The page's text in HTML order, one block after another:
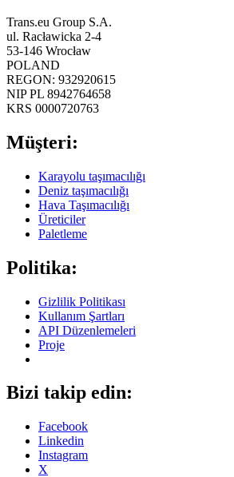
Trans.eu Group S.A.
ul. Racławicka 2-4
53-146 Wrocław
POLAND
REGON: 932920615
NIP PL 8942764658
KRS 0000720763
Müşteri:
Karayolu taşımacılığı
Deniz taşımacılığı
Hava Taşımacılığı
Üreticiler
Paletleme
Politika:
Gizlilik Politikası
Kullanım Şartları
API Düzenlemeleri
Proje
Bizi takip edin:
Facebook
Linkedin
Instagram
X